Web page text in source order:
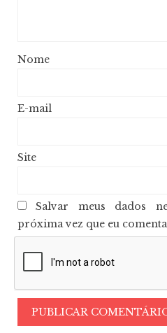
E-
Site
Salvar meus dados
próxima vez que eu